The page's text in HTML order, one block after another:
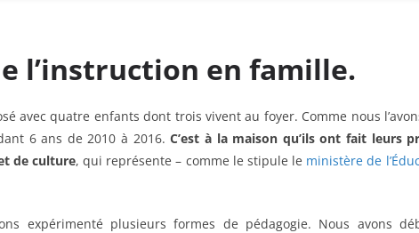
l’instruction en famille.
avec quatre enfants dont trois vivent au foyer. Comme nous
6 ans de 2010 à 2016.C’est à la maison qu’ils ont fait leurs
de culture, qui représente – comme le stipule le ministère de
expérimenté plusieurs formes de pédagogie. Nous avons